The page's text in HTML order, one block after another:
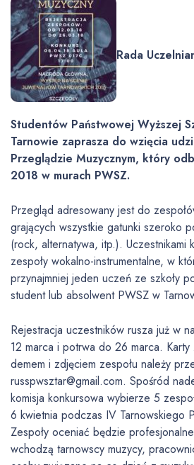
Rada
Studentów Państwowej Wyższej
Tarnowie zaprasza do wzięcia
Przeglądzie Muzycznym, który
2018 w murach PWSZ.
Przegląd adresowany jest do
grających wszystkie gatunki szeroko
(rock, alternatywa, itp.). Uczestnikami
zespoły wokalno-instrumentalne, w
przynajmniej jeden uczeń ze szkoły
student lub absolwent PWSZ w
Rejestracja uczestników rusza już w
12 marca i potrwa do 26 marca. Karty
demem i zdjęciem zespołu należy
russpwsztar@gmail.com. Spośród
komisja konkursowa wybierze 5
6 kwietnia podczas IV Tarnowskiego
Zespoły oceniać będzie
wchodzą tarnowscy muzycy,